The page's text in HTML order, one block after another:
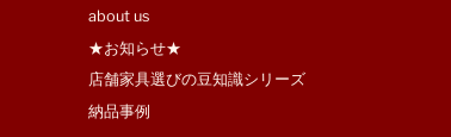
about us
★お知らせ★
店舗家具選びの豆知識シリーズ
納品事例